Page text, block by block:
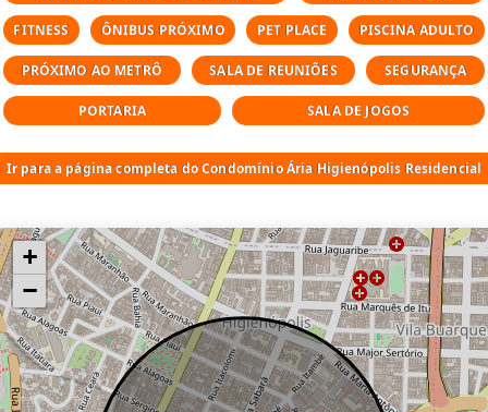
Bar da Piscina
Skyline
Piscina
Lobby de Entrada
Coworking
Salão de Festas
Salão de Jogos
Espaço Delivery
Lavanderia
Bicicletário
Sauna
Fitness
Churrasqueira
FITNESS ÔNIBUS PRÓXIMO PET PLACE PISCINA ADULTO
PRÓXIMO AO METRÔ SALA DE REUNIÕES SEGURANÇA
PORTARIA SALA DE JOGOS
Ir para a página completa do Condomínio Ária Higienópolis Residencial
+
−